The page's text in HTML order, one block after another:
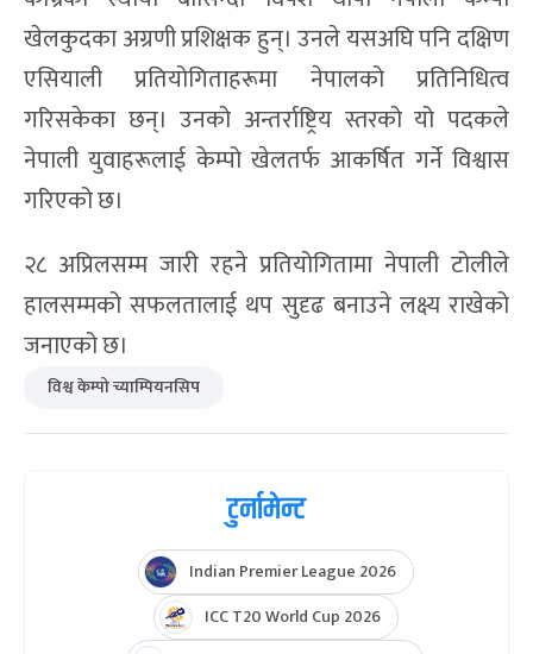
पोर्चुगल पुगेको थियो। प्रतियोगिता २२ अप्रिलदेखि सुरु
भएको हो। तेस्रो दिनसम्म नेपालले प्रभावशाली उपस्थिति
जनाइसकेको छ। अन्य खेलाडीहरूले पनि आ–आफ्नो
श्रेणीमा उल्लेखनीय प्रदर्शन गरिरहेका छन्।
टोलीमा महासंघका प्रमुख सल्लाहकार बलदेव तिमल्सिना,
बिदेश विभाग प्रमुख तथा ग्राण्ड मास्टर विकास सुवेदी,
महासचिव शर्मिला कार्की, तथा अन्य खेलाडीहरू सहभागी
छन्।
काभ्रेका स्थायी बासिन्दा विपेश थापा नेपाली केम्पो
खेलकुदका अग्रणी प्रशिक्षक हुन्। उनले यसअघि पनि दक्षिण
एसियाली प्रतियोगिताहरूमा नेपालको प्रतिनिधित्व
गरिसकेका छन्। उनको अन्तर्राष्ट्रिय स्तरको यो पदकले
नेपाली युवाहरूलाई केम्पो खेलतर्फ आकर्षित गर्ने विश्वास